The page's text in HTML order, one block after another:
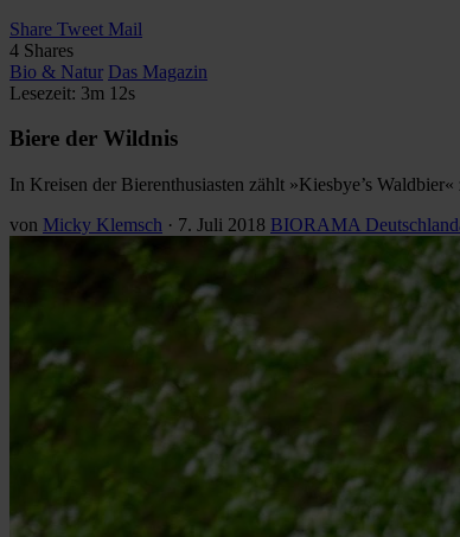
Share Tweet Mail
4 Shares
Bio & Natur Das Magazin
Lesezeit: 3m 12s
Biere der Wildnis
In Kreisen der Bierenthusiasten zählt »Kiesbye’s
von Micky Klemsch · 7. Juli 2018 BIORAMA